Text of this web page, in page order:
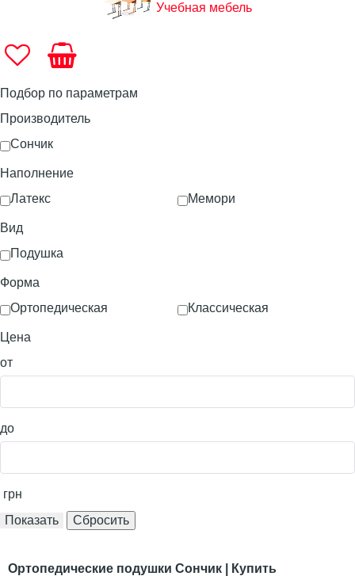
Учебная мебель
Подбор по параметрам
Производитель
Сончик
Наполнение
Латекс
Мемори
Вид
Подушка
Форма
Ортопедическая
Классическая
Цена
от
до
грн
Ортопедические подушки Сончик | Купить